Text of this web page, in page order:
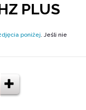
PLUS
poniżej. Jeśli nie